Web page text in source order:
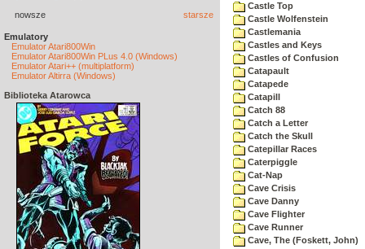
nowsze starsze
Emulatory
Emulator Atari800Win
Emulator Atari800Win PLus 4.0 (Windows)
Emulator Atari++ (multiplatform)
Emulator Altirra (Windows)
Biblioteka Atarowca
Castle Top
Castle Wolfenstein
Castlemania
Castles and Keys
Castles of Confusion
Catapault
Catapede
Catapill
Catch 88
Catch a Letter
Catch the Skull
Catepillar Races
Caterpiggle
Cat-Nap
Cave Crisis
Cave Danny
Cave Flighter
Cave Runner
Cave, The (Foskett, John)